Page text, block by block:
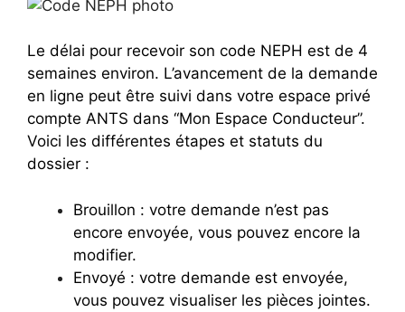
Le délai pour recevoir son code NEPH est de 4
semaines environ. L’avancement de la demande
en ligne peut être suivi dans votre espace privé
compte ANTS dans “Mon Espace Conducteur”.
Voici les différentes étapes et statuts du
dossier :
Brouillon : votre demande n’est pas
encore envoyée, vous pouvez encore la
modifier.
Envoyé : votre demande est envoyée,
vous pouvez visualiser les pièces jointes.